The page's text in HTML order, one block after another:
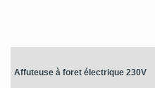
Affuteuse à foret électrique 230V